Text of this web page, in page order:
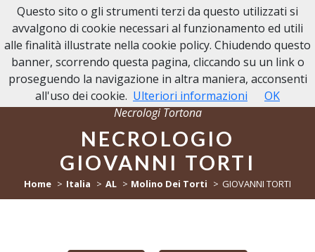
NECROLOGI TORTONA
Necrologi Tortona
NECROLOGIO
GIOVANNI TORTI
Home Italia AL Molino Dei Torti GIOVANNI TORTI
Questo sito o gli strumenti terzi da questo utilizzati si
avvalgono di cookie necessari al funzionamento ed utili
alle finalità illustrate nella cookie policy. Chiudendo questo
banner, scorrendo questa pagina, cliccando su un link o
proseguendo la navigazione in altra maniera, acconsenti
all'uso dei cookie. Ulteriori informazioni OK